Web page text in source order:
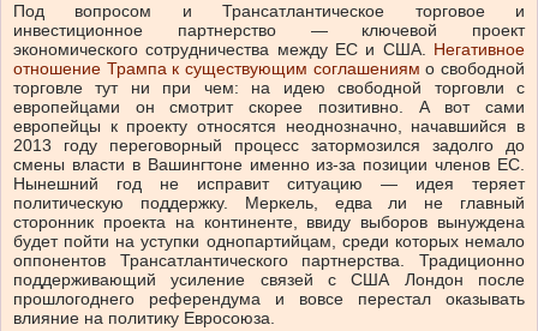
Под вопросом и Трансатлантическое торговое и
инвестиционное партнерство — ключевой проект
экономического сотрудничества между ЕС и США. Негативное
отношение Трампа к существующим соглашениям о свободной
торговле тут ни при чем: на идею свободной торговли с
европейцами он смотрит скорее позитивно. А вот сами
европейцы к проекту относятся неоднозначно, начавшийся в
2013 году переговорный процесс затормозился задолго до
смены власти в Вашингтоне именно из-за позиции членов ЕС.
Нынешний год не исправит ситуацию — идея теряет
политическую поддержку. Меркель, едва ли не главный
сторонник проекта на континенте, ввиду выборов вынуждена
будет пойти на уступки однопартийцам, среди которых немало
оппонентов Трансатлантического партнерства. Традиционно
поддерживающий усиление связей с США Лондон после
прошлогоднего референдума и вовсе перестал оказывать
влияние на политику Евросоюза.